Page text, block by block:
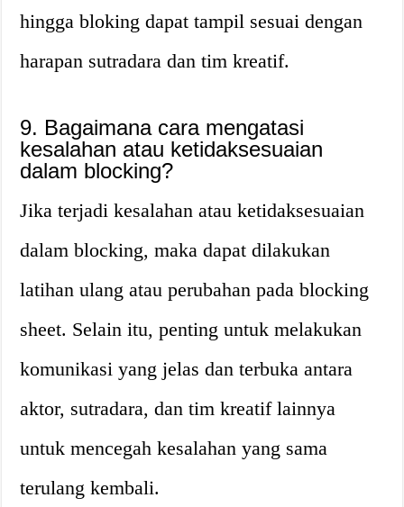
hingga bloking dapat tampil sesuai dengan
harapan sutradara dan tim kreatif.
9. Bagaimana cara mengatasi
kesalahan atau ketidaksesuaian
dalam blocking?
Jika terjadi kesalahan atau ketidaksesuaian
dalam blocking, maka dapat dilakukan
latihan ulang atau perubahan pada blocking
sheet. Selain itu, penting untuk melakukan
komunikasi yang jelas dan terbuka antara
aktor, sutradara, dan tim kreatif lainnya
untuk mencegah kesalahan yang sama
terulang kembali.